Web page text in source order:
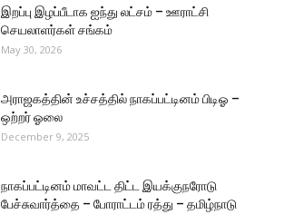
இறப்பு இழப்பீடாக ஐந்து லட்சம் – ஊராட்சி
செயலாளர்கள் சங்கம்
May 30, 2026
அராஜகத்தின் உச்சத்தில் நாகப்பட்டினம் பிடிஓ –
ஒற்றர் ஓலை
December 9, 2025
நாகப்பட்டினம் மாவட்ட திட்ட இயக்குநரோடு
பேச்சுவார்த்தை – போராட்டம் ரத்து – தமிழ்நாடு